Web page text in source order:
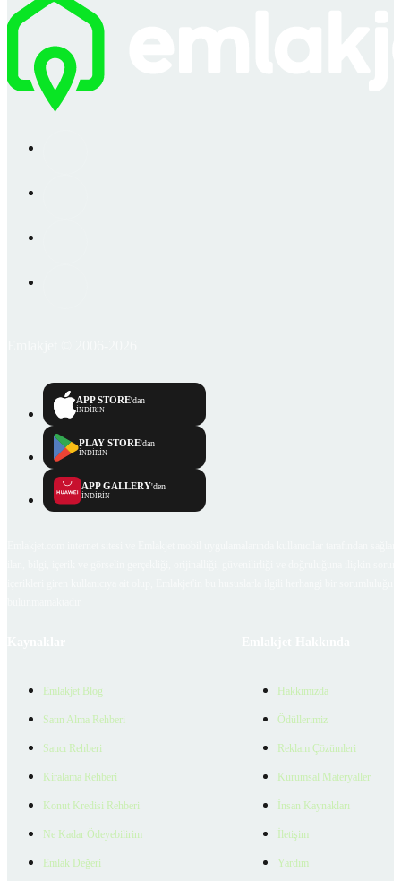
APP STORE'dan
İNDİRİN
PLAY STORE'dan
İNDİRİN
APP GALLERY'den
İNDİRİN
Emlakjet Blog
Satın Alma Rehberi
Satıcı Rehberi
Kiralama Rehberi
Konut Kredisi Rehberi
Ne Kadar Ödeyebilirim
Emlak Değeri
Hakkımızda
Ödüllerimiz
Reklam Çözümleri
Kurumsal Materyaller
İnsan Kaynakları
İletişim
Yardım